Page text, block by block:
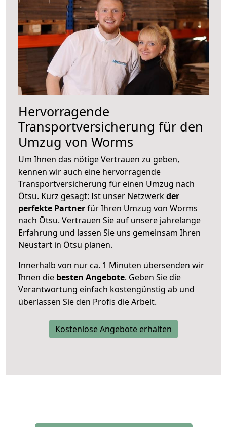
Hervorragende
Transportversicherung für den
Umzug von Worms
Um Ihnen das nötige Vertrauen zu geben,
kennen wir auch eine hervorragende
Transportversicherung für einen Umzug nach
Ōtsu. Kurz gesagt: Ist unser Netzwerkder
perfekte Partnerfür Ihren Umzug von Worms
nach Ōtsu. Vertrauen Sie auf unsere jahrelange
Erfahrung und lassen Sie uns gemeinsam Ihren
Neustart in Ōtsu planen.
Innerhalb von nur ca. 1 Minuten übersenden wir
Ihnen die besten Angebote. Geben Sie die
Verantwortung einfach kostengünstig ab und
überlassen Sie den Profis die Arbeit.
Kostenlose Angebote erhalten